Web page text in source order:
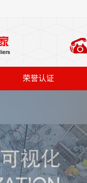
荣誉认证